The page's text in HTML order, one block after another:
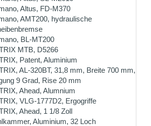
Altus, FD-M370
AMT200, hydraulische
BL-MT200
MTB, D5266
Patent, Aluminium
AL-320BT, 31,8 mm, Breite 700 mm,
9 Grad, Rise 20 mm
Ahead, Alumnium
VLG-1777D2, Ergogriffe
Ahead, 1 1/8 Zoll
Aluminium, 32 Loch